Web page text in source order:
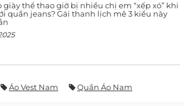
giày thể thao giờ bị nhiều chị em “xếp xó” khi
quần jeans? Gái thanh lịch mê 3 kiểu này
Áo Vest Nam Quần Áo Nam